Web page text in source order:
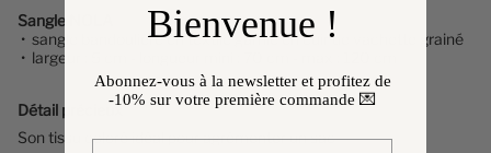
Sangle NOLA
• sangle bandoulière en textile garnie en cuir de vachette grainé
• largeur : 5 cm - longueur mini : 70 cm - max : 120 cm
Détail précieux✨
Son tissu coloré idéal pour agrémenter un sac
Bienvenue !
Abonnez-vous à la newsletter et profitez de
-10% sur votre première commande 💌